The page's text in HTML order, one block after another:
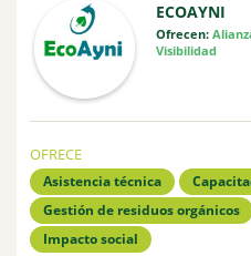
ECOAYNI
Ofrecen:
Visibilidad
OFRECE
Asistencia técnica
Gestión de residuos orgánicos
Impacto social